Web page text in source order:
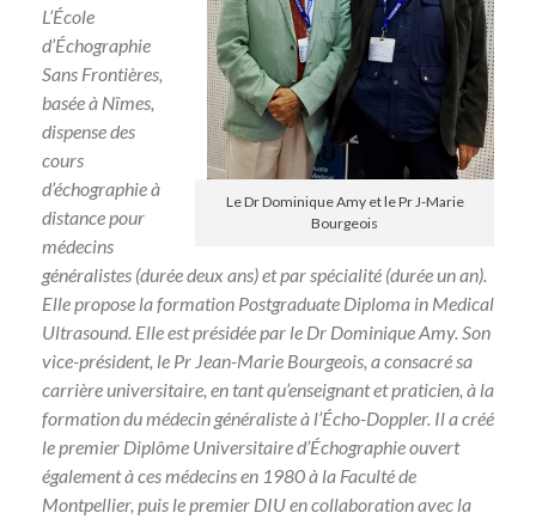
Le Dr Dominique Amy et le Pr J-Marie
Bourgeois
L’École
d’Échographie
Sans Frontières
basée à Nîmes,
dispense des
cours
d’échographie à
distance pour
médecins
généralistes (durée deux ans) et par spécialité (durée un an).
Elle propose la formation Postgraduate Diploma in Medical
Ultrasound. Elle est présidée par le Dr Dominique Amy. Son
vice-président, le Pr Jean-Marie Bourgeois, a consacré sa
carrière universitaire, en tant qu’enseignant et praticien, à la
formation du médecin généraliste à l’Écho-Doppler. Il a créé
le premier Diplôme Universitaire d’Échographie ouvert
également à ces médecins en 1980 à la Faculté de
Montpellier, puis le premier DIU en collaboration avec la